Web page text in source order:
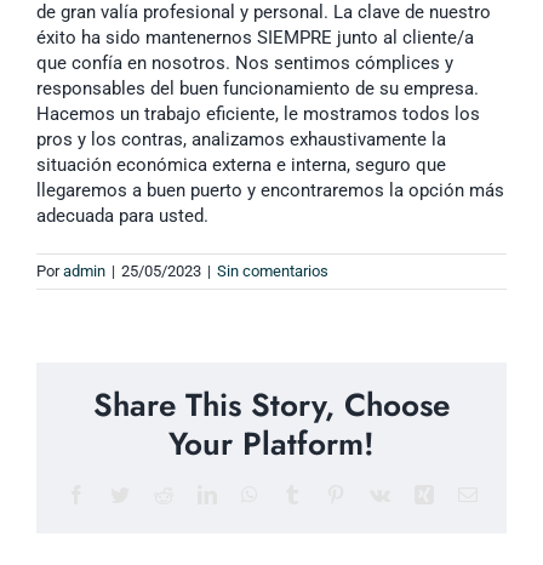
de gran valía profesional y personal. La clave de nuestro
éxito ha sido mantenernos SIEMPRE junto al cliente/a
que confía en nosotros. Nos sentimos cómplices y
responsables del buen funcionamiento de su empresa.
Hacemos un trabajo eficiente, le mostramos todos los
pros y los contras, analizamos exhaustivamente la
situación económica externa e interna, seguro que
llegaremos a buen puerto y encontraremos la opción más
adecuada para usted.
Poradmin | 25/05/2023 | Sin comentarios
Share This Story, Choose
Your Platform!